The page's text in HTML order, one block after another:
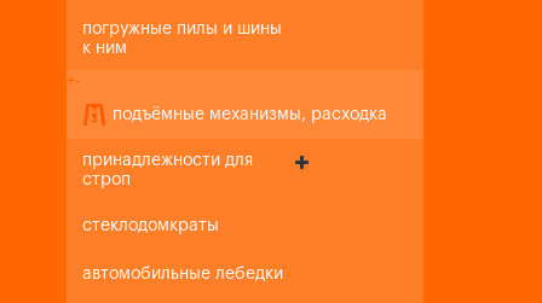
погружные пилы и шины
к ним
+-
подъёмные механизмы, расходка
принадлежности для
строп
стеклодомкраты
автомобильные лебедки